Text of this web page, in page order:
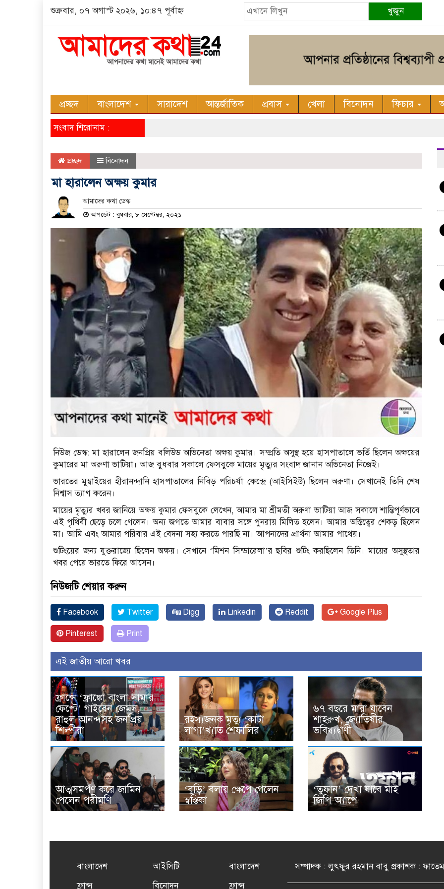
শুক্রবার, ০৭ অগাস্ট ২০২৬, ১০:৪৭ পূর্বাহ্ন খুজুন
প্রচ্ছদ বাংলাদেশ সারাদেশ আন্তর্জাতিক প্রবাস খেলা বিনোদন ফিচার
সংবাদ শিরোনাম :
প্রচ্ছদ বিনোদন
মা হারালেন অক্ষয় কুমার
আমাদের কথা ডেস্ক
আপডেট : বুধবার, ৮ সেপ্টেম্বর, ২০২১
নিউজ ডেস্ক: মা হারালেন জনপ্রিয় বলিউড অভিনেতা অক্ষয় কুমার। সম্প্রতি অসুস্থ হয়ে হাসপাতালে ভর্তি ছিলেন অক্ষয়ের
কুমারের মা অরুণা ভাটিয়া। আজ বুধবার সকালে ফেসবুকে মায়ের মৃত্যুর সংবাদ জানান অভিনেতা নিজেই।
ভারতের মুম্বাইয়ের হীরানন্দানি হাসপাতালের নিবিড় পরিচর্যা কেন্দ্রে (আইসিইউ) ছিলেন অরুণা। সেখানেই তিনি শেষ
নিশ্বাস ত্যাগ করেন।
মায়ের মৃত্যুর খবর জানিয়ে অক্ষয় কুমার ফেসবুকে লেখেন, আমার মা শ্রীমতী অরুণা ভাটিয়া আজ সকালে শান্তিপূর্ণভাবে
এই পৃথিবী ছেড়ে চলে গেলেন। অন্য জগতে আমার বাবার সঙ্গে পুনরায় মিলিত হলেন। আমার অস্তিত্বের শেকড় ছিলেন
মা। আমি এবং আমার পরিবার এই বেদনা সহ্য করতে পারছি না। আপনাদের প্রার্থনা আমার পাথেয়।
শুটিংয়ের জন্য যুক্তরাজ্যে ছিলেন অক্ষয়। সেখানে ‘মিশন সিন্ডারেলা’র ছবির শুটিং করছিলেন তিনি। মায়ের অসুস্থতার
খবর পেয়ে ভারতে ফিরে আসেন।
নিউজটি শেয়ার করুন
Facebook Twitter Digg Linkedin Reddit Google Plus
Pinterest Print
এই জাতীয় আরো খবর
ফ্রান্সে ‘ফ্রাঙ্কো বাংলা সামার
ফেস্টে’ গাইবেন জেমস,
রাহুল আনন্দসহ জনপ্রিয়
শিল্পীরা
রহস্যজনক মৃত্যু ‘কাটা
লাগা’খ্যাত শেফালির
৬৭ বছরে মারা যাবেন
শাহরুখ, জ্যোতিষীর
ভবিষ্যদ্বাণী
আত্মসমর্পণ করে জামিন
পেলেন পরীমণি
‘বুড়ি’ বলায় ক্ষেপে গেলেন
স্বস্তিকা
‘তুফান’ দেখা যাবে মাই
জিপি অ্যাপে
বাংলাদেশ
ফ্রান্স
আইসিটি
বিনোদন
বাংলাদেশ
ফ্রান্স
সম্পাদক : লুৎফুর রহমান বাবু প্রকাশক :